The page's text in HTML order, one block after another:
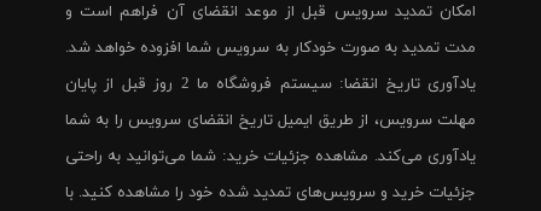
امکان تمدید سرویس قبل از موعد انقضای آن فراهم است و
مدت تمدید به صورت خودکار به سرویس شما افزوده خواهد شد.
یادآوری تاریخ انقضا: سیستم فروشگاه ما 2 روز قبل از پایان
مهلت سرویس، از طریق ایمیل تاریخ انقضای سرویس را به شما
یادآوری می‌کند. مشاهده جزئیات خرید: شما می‌توانید به راحتی
جزئیات خرید و سرویس‌های تمدید شده خود را مشاهده کنید. با